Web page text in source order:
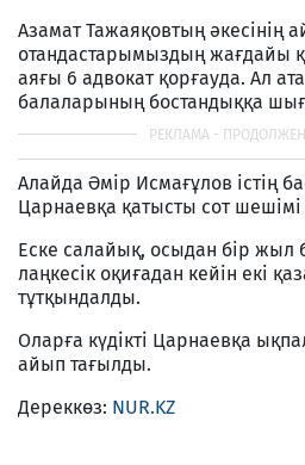
Азамат Тажаяқовтың әкесінің
отандастарымыздың жағдайы
аяғы 6 адвокат қорғауда. Ал
балаларының бостандыққа
Алайда Әмір Исмағұлов істің
Царнаевқа қатысты сот
Еске салайық, осыдан бір жыл
лаңкесік оқиғадан кейін екі
тұтқындалды.
Оларға күдікті Царнаевқа
айып тағылды.
Дереккөз: NUR.KZ